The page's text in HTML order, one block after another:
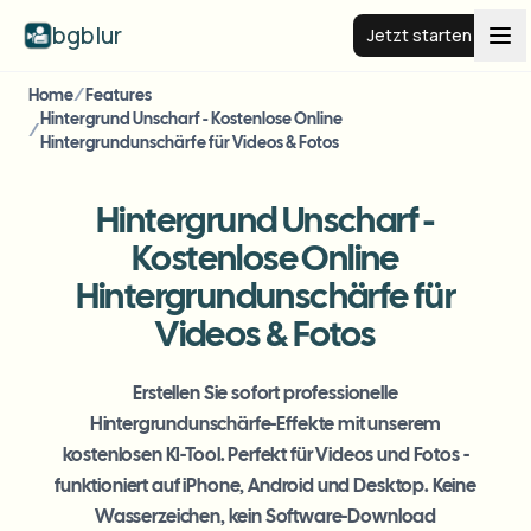
bgblur Jetzt starten
BG weichzeichnen
Beispiele
Alle Beispiele anzeigen
Gesicht weichzeichnen
Kennzeichen weichzeichnen
View all features
Browse every blur tool in one place
Unternehmen
Schulen & Bildung
Ressourcen
Home/ Features
/
Hintergrund Unscharf - Kostenlose Online
Hintergrundunschärfe für Videos & Fotos
Hintergrund Unscharf -
Kostenlose Online
Hintergrundunschärfe für
Videos & Fotos
Erstellen Sie sofort professionelle
Hintergrundunschärfe-Effekte mit unserem
kostenlosen KI-Tool. Perfekt für Videos und Fotos -
funktioniert auf iPhone, Android und Desktop. Keine
Wasserzeichen, kein Software-Download